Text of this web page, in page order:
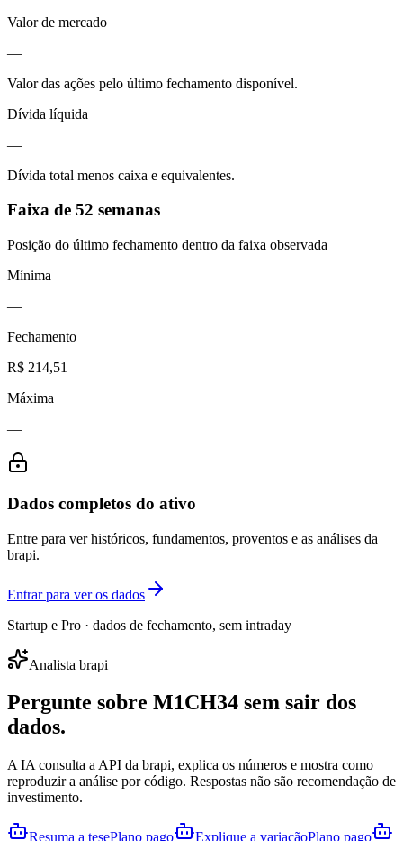
Valor de mercado
—
Valor das ações pelo último fechamento disponível.
Dívida líquida
—
Dívida total menos caixa e equivalentes.
Faixa de 52 semanas
Posição do último fechamento dentro da faixa observada
Mínima
—
Fechamento
R$ 214,51
Máxima
—
Dados completos do ativo
Entre para ver históricos, fundamentos, proventos e as análises da
brapi.
Entrar para ver os dados
Startup e Pro · dados de fechamento, sem intraday
Analista brapi
Pergunte sobre M1CH34 sem sair dos
dados.
A IA consulta a API da brapi, explica os números e mostra como
reproduzir a análise por código. Respostas não são recomendação de
investimento.
Resuma a tesePlano pago Explique a variaçãoPlano pago